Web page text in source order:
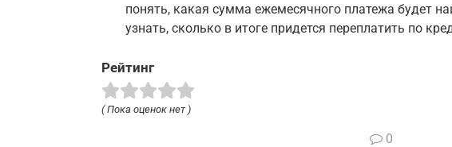
понять, какая сумма ежемесячного платежа будет
узнать, сколько в итоге придется переплатить по
Рейтинг
( Пока оценок нет )
0